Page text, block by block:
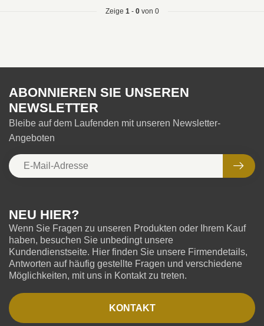
Zeige 1- 0von 0
NEU HIER?
Wenn Sie Fragen zu unseren Produkten oder Ihrem Kauf
haben, besuchen Sie unbedingt unsere
Kundendienstseite. Hier finden Sie unsere Firmendetails,
Antworten auf häufig gestellte Fragen und verschiedene
Möglichkeiten, mit uns in Kontakt zu treten.
KONTAKT
ABONNIEREN SIE UNSEREN
NEWSLETTER
Bleibe auf dem Laufenden mit unseren Newsletter-
Angeboten